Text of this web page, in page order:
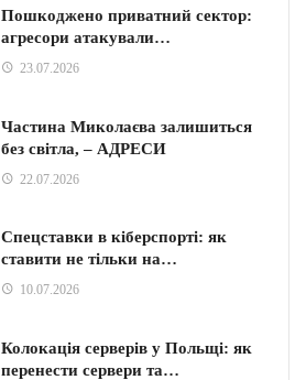
Пошкоджено приватний сектор:
агресори атакували…
23.07.2026
Частина Миколаєва залишиться
без світла, – АДРЕСИ
22.07.2026
Спецставки в кіберспорті: як
ставити не тільки на…
10.07.2026
Колокація серверів у Польщі: як
перенести сервери та…